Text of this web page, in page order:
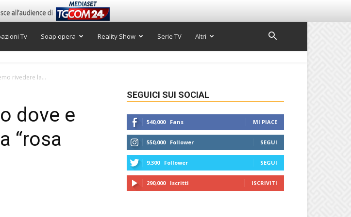
Tv Soap opera Reality Show Serie TV Altri
rivedere la...
dove e
“rosa
SEGUICI SUI SOCIAL
540,000 Fans MI PIACE
550,000 Follower SEGUI
9,300 Follower SEGUI
290,000 Iscritti ISCRIVITI